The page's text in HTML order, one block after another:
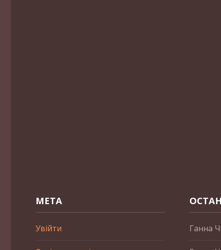
МЕТА
Увійти Ганна